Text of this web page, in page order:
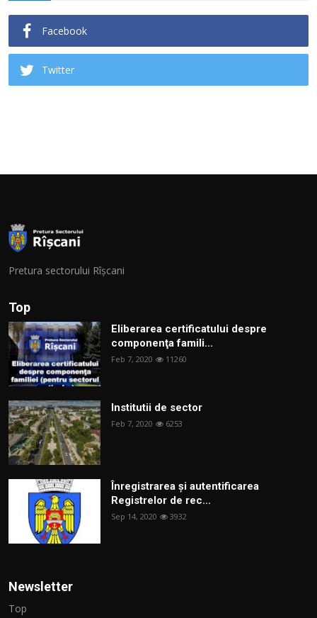
Facebook
Twitter
Pretura sectorului Rîșcani
Top
Eliberarea certificatului despre
componenţa famili...
Feb 7, 2020 11260
Institutii de sector
Feb 7, 2020 6253
Înregistrarea și autentificarea
Registrelor de rec...
Sep 14, 2020 3932
Newsletter
Top